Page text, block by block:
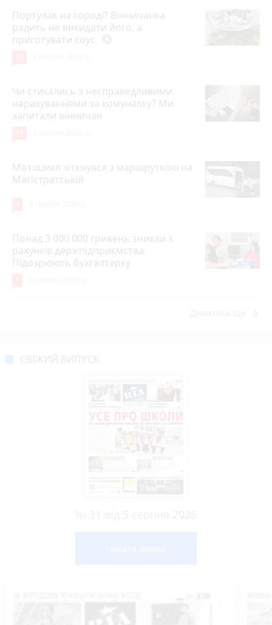
Портулак на городі? Вінничанка
радить не викидати його, а
приготувати соус
Чи стикались з несправедливими
нарахуваннями за комуналку? Ми
запитали вінничан
Мотоцикл зіткнувся з маршруткою на
Магістратській
Понад 3 000 000 гривень зникли з
рахунків держпідприємства.
Підозрюють бухгалтерку